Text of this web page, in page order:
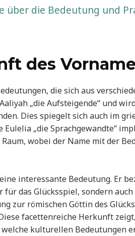
über die Bedeutung und
des
die sich aus
„die Aufsteigende“ und
Dies spiegelt sich auch im
„die Sprachgewandte“
wobei der Name mit der
interessante Bedeutung. Er
das Glücksspiel, sondern
zur römischen Göttin des
facettenreiche Herkunft
kulturellen Bedeutungen